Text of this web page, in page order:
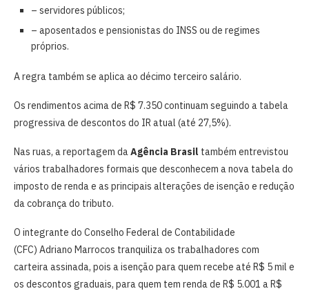
– servidores públicos;
– aposentados e pensionistas do INSS ou de regimes
próprios.
A regra também se aplica ao décimo terceiro salário.
Os rendimentos acima de R$ 7.350 continuam seguindo a tabela
progressiva de descontos do IR atual (até 27,5%).
Nas ruas, a reportagem daAgência Brasil também entrevistou
vários trabalhadores formais que desconhecem a nova tabela do
imposto de renda e as principais alterações de isenção e redução
da cobrança do tributo.
O integrante do Conselho Federal de Contabilidade
(CFC) Adriano Marrocos tranquiliza os trabalhadores com
carteira assinada, pois a isenção para quem recebe até R$ 5 mil e
os descontos graduais, para quem tem renda de R$ 5.001 a R$